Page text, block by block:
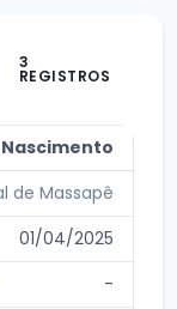
3
REGISTROS
de Massapê
01/04/2025
-